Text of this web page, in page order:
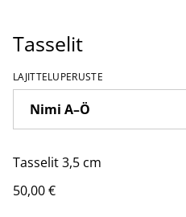
Tasselit
LAJITTELUPERUSTE
Tasselit 3,5 cm
50,00 €